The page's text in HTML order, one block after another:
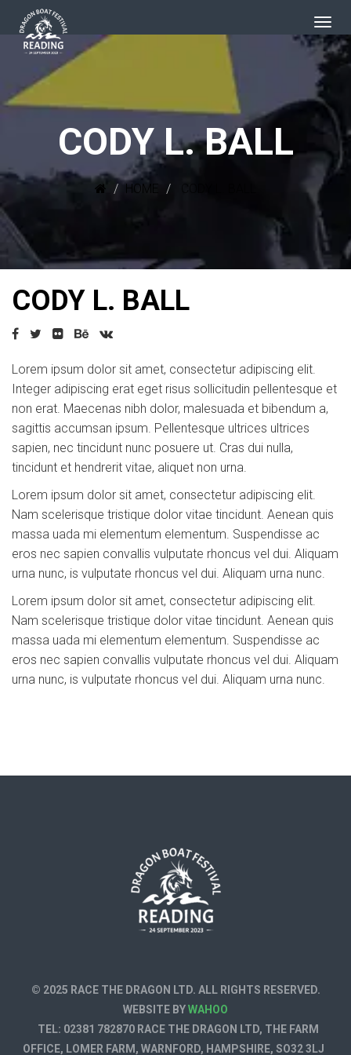
CODY L. BALL
HOME
CODY L. BALL
Lorem ipsum dolor sit amet, consectetur adipiscing elit.
Integer adipiscing erat eget risus sollicitudin pellentesque et
non erat. Maecenas nibh dolor, malesuada et bibendum a,
sagittis accumsan ipsum. Pellentesque ultrices ultrices
sapien, nec tincidunt nunc posuere ut. Cras dui nulla,
tincidunt et hendrerit vitae, aliquet non urna.
Lorem ipsum dolor sit amet, consectetur adipiscing elit.
Nam scelerisque tristique dolor vitae tincidunt. Aenean quis
massa uada mi elementum elementum. Suspendisse ac
eros nec sapien convallis vulputate rhoncus vel dui. Aliquam
urna nunc, is vulputate rhoncus vel dui. Aliquam urna nunc.
Lorem ipsum dolor sit amet, consectetur adipiscing elit.
Nam scelerisque tristique dolor vitae tincidunt. Aenean quis
massa uada mi elementum elementum. Suspendisse ac
eros nec sapien convallis vulputate rhoncus vel dui. Aliquam
urna nunc, is vulputate rhoncus vel dui. Aliquam urna nunc.
© 2025 RACE THE DRAGON LTD. ALL RIGHTS RESERVED.
WEBSITE BYWAHOO
TEL: 02381 782870 RACE THE DRAGON LTD, THE FARM
OFFICE, LOMER FARM, WARNFORD, HAMPSHIRE, SO32 3LJ